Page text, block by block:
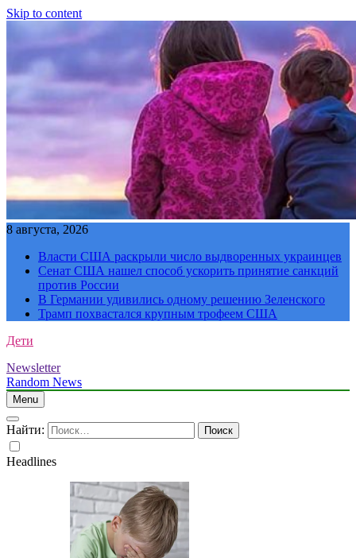
Skip to content
8 августа, 2026
Власти США раскрыли число выдворенных украинцев
Сенат США нашел способ ускорить принятие санкций
против России
В Германии удивились одному решению Зеленского
Трамп похвастался крупным трофеем США
Дети
Newsletter
Random News
Menu
Найти:
Headlines